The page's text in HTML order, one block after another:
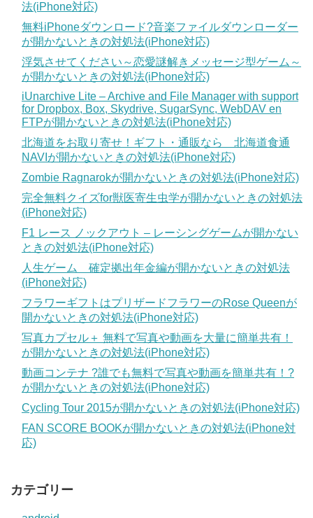
法(iPhone対応)
無料iPhoneダウンロード?音楽ファイルダウンローダー
が開かないときの対処法(iPhone対応)
浮気させてください～恋愛謎解きメッセージ型ゲーム～
が開かないときの対処法(iPhone対応)
iUnarchive Lite – Archive and File Manager with support
for Dropbox, Box, Skydrive, SugarSync, WebDAV en
FTPが開かないときの対処法(iPhone対応)
北海道をお取り寄せ！ギフト・通販なら 北海道食通
NAVIが開かないときの対処法(iPhone対応)
Zombie Ragnarokが開かないときの対処法(iPhone対応)
完全無料クイズfor獣医寄生虫学が開かないときの対処法
(iPhone対応)
F1 レース ノックアウト – レーシングゲームが開かない
ときの対処法(iPhone対応)
人生ゲーム 確定拠出年金編が開かないときの対処法
(iPhone対応)
フラワーギフトはプリザードフラワーのRose Queenが
開かないときの対処法(iPhone対応)
写真カプセル＋ 無料で写真や動画を大量に簡単共有！
が開かないときの対処法(iPhone対応)
動画コンテナ ?誰でも無料で写真や動画を簡単共有！?
が開かないときの対処法(iPhone対応)
Cycling Tour 2015が開かないときの対処法(iPhone対応)
FAN SCORE BOOKが開かないときの対処法(iPhone対
応)
カテゴリー